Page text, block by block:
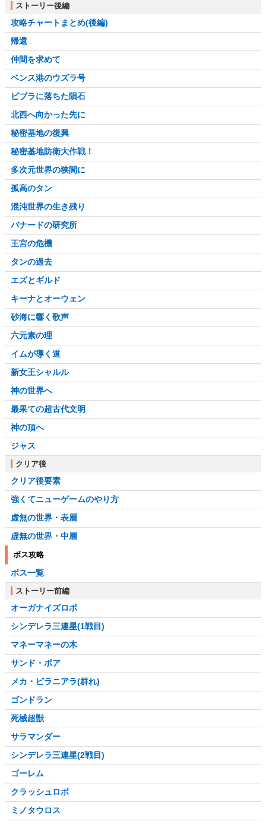
ストーリー後編
攻略チャートまとめ(後編)
帰還
仲間を求めて
ベンス港のウズラ号
ビブラに落ちた隕石
北西へ向かった先に
秘密基地の復興
秘密基地防衛大作戦！
多次元世界の狭間に
孤高のタン
混沌世界の生き残り
バナードの研究所
王宮の危機
タンの過去
エズとギルド
キーナとオーウェン
砂海に響く歌声
六元素の理
イムが導く道
新女王シャルル
神の世界へ
最果ての超古代文明
神の頂へ
ジャス
クリア後
クリア後要素
強くてニューゲームのやり方
虚無の世界・表層
虚無の世界・中層
ボス攻略
ボス一覧
ストーリー前編
オーガナイズロボ
シンデレラ三連星(1戦目)
マネーマネーの木
サンド・ボア
メカ・ピラニアラ(群れ)
ゴンドラン
死械超獣
サラマンダー
シンデレラ三連星(2戦目)
ゴーレム
クラッシュロボ
ミノタウロス